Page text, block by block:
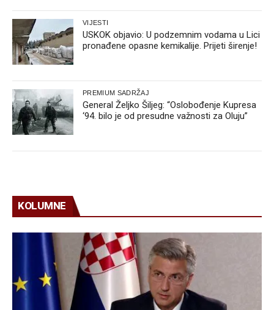
VIJESTI
USKOK objavio: U podzemnim vodama u Lici
pronađene opasne kemikalije. Prijeti širenje!
PREMIUM SADRŽAJ
General Željko Šiljeg: “Oslobođenje Kupresa
‘94. bilo je od presudne važnosti za Oluju”
KOLUMNE